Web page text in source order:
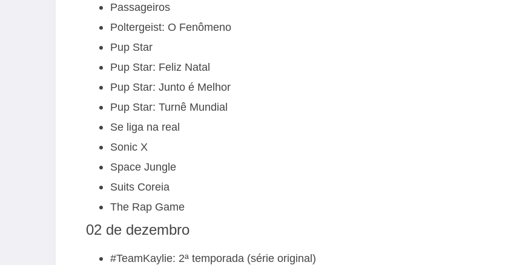
Passageiros
Poltergeist: O Fenômeno
Pup Star
Pup Star: Feliz Natal
Pup Star: Junto é Melhor
Pup Star: Turnê Mundial
Se liga na real
Sonic X
Space Jungle
Suits Coreia
The Rap Game
02 de dezembro
#TeamKaylie: 2ª temporada (série original)